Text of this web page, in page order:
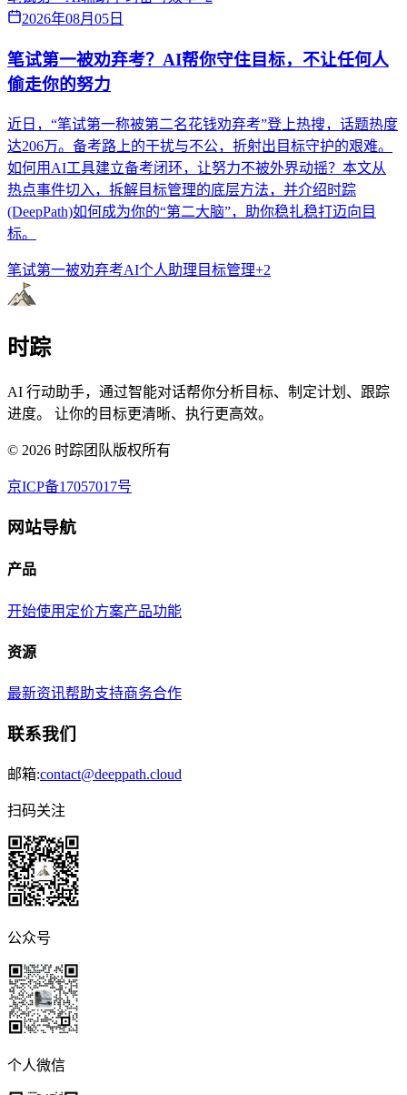
2026年08月05日
笔试第一被劝弃考？AI帮你守住目标，不让任何人
偷走你的努力
近日，“笔试第一称被第二名花钱劝弃考”登上热搜，话题热度
达206万。备考路上的干扰与不公，折射出目标守护的艰难。
如何用AI工具建立备考闭环，让努力不被外界动摇？本文从
热点事件切入，拆解目标管理的底层方法，并介绍时踪
(DeepPath)如何成为你的“第二大脑”，助你稳扎稳打迈向目
标。
笔试第一被劝弃考AI个人助理 目标管理+2
时踪
AI 行动助手，通过智能对话帮你分析目标、制定计划、跟踪
进度。 让你的目标更清晰、执行更高效。
© 2026 时踪团队版权所有
京ICP备17057017号
网站导航
产品
开始使用 定价方案产品功能
资源
最新资讯帮助支持商务合作
联系我们
邮箱:contact@deeppath.cloud
扫码关注
公众号
个人微信